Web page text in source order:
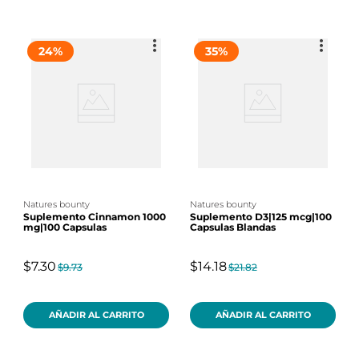
24%
natures bounty
Suplemento Cinnamon 1000
mg|100 Capsulas
$7.30 $9.73
AÑADIR AL CARRITO
35%
natures bounty
Suplemento D3|125 mcg|100
Capsulas Blandas
$14.18$21.82
AÑADIR AL CARRITO